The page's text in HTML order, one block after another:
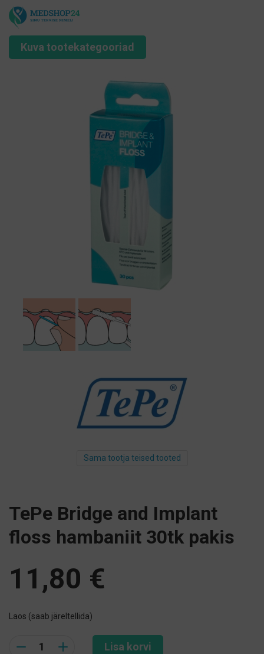
Kuva tootekategooriad
Sama tootja teised tooted
TePe Bridge and Implant
floss hambaniit 30tk pakis
11,80 €
Laos (saab järeltellida)
Lisa korvi